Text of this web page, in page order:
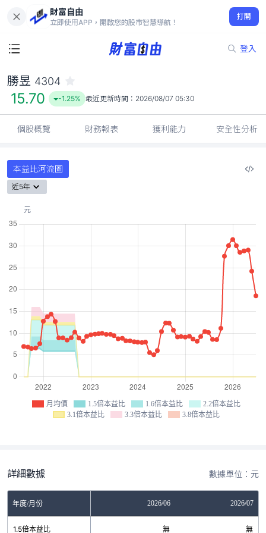
財富自由
立即使用APP，開啟您的股市智慧導航！
打開
登入
15.70
-1.25%
勝昱 4304
15.70 -1.25% 最近更新時間： 2026/08/07 05:30
個股概覽 財務報表 獲利能力 安全性分析
本益比河流圖
近5年
月均價 1.5倍本益比 1.6倍本益比
2.2倍本益比
3.1倍本益比
3.3倍本益比 3.8倍本益比
詳細數據 數據單位：元
年度/月份 2026/06 2026/07
1.5倍本益比 無 無